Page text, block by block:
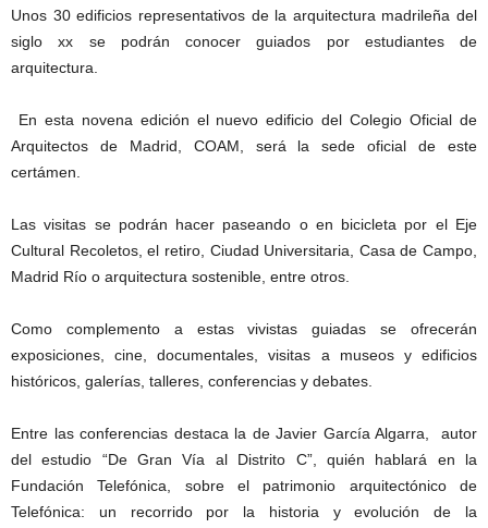
Unos 30 edificios representativos de la arquitectura madrileña del
siglo xx se podrán conocer guiados por estudiantes de
arquitectura.
En esta novena edición el nuevo edificio del Colegio Oficial de
Arquitectos de Madrid, COAM, será la sede oficial de este
certámen.
Las visitas se podrán hacer paseando o en bicicleta por el Eje
Cultural Recoletos, el retiro, Ciudad Universitaria, Casa de Campo,
Madrid Río o arquitectura sostenible, entre otros.
Como complemento a estas vivistas guiadas se ofrecerán
exposiciones, cine, documentales, visitas a museos y edificios
históricos, galerías, talleres, conferencias y debates.
Entre las conferencias destaca la de Javier García Algarra, autor
del estudio “De Gran Vía al Distrito C”, quién hablará en la
Fundación Telefónica, sobre el patrimonio arquitectónico de
Telefónica: un recorrido por la historia y evolución de la